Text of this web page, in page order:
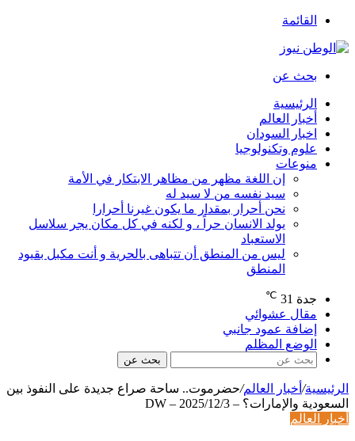
القائمة
بحث عن
الرئيسية
أخبار العالم
اخبار السودان
علوم وتكنولوجيا
منوعات
إن اللغة مظهر من مظاهر الابتكار في الأمة
سيد نفسه من لا سيد له
نحن أحرار بمقدار ما يكون غيرنا أحرارا
يولد الانسان حراً ، و لكنه في كل مكان يجر سلاسل
الاستعباد
ليس من المنطق أن تتباهى بالحرية و أنت مكبل بقيود
المنطق
جدة 31
℃
مقال عشوائي
إضافة عمود جانبي
الوضع المظلم
بحث عن
الرئيسية/ أخبار العالم/حضرموت.. ساحة صراع جديدة على النفوذ بين
السعودية والإمارات؟ – DW – 2025/12/3
أخبار العالم